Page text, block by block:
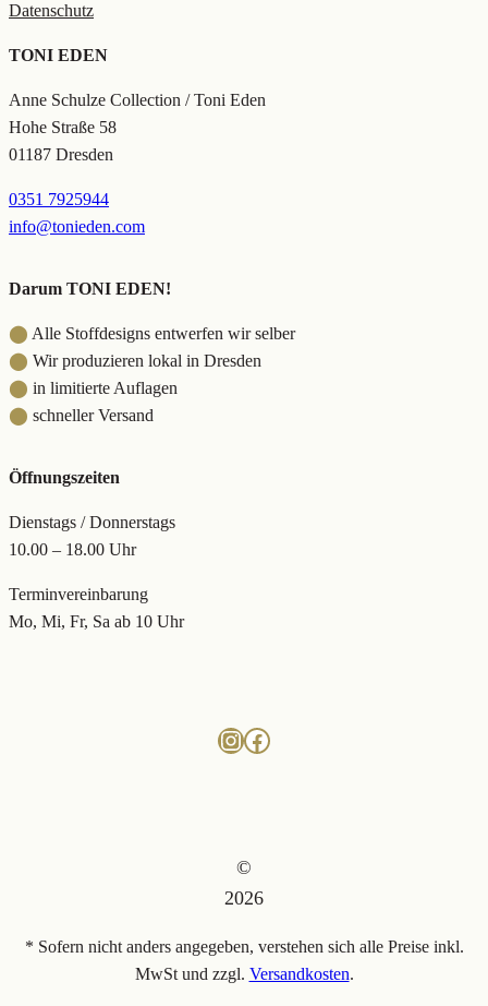
Datenschutz
TONI EDEN
Anne Schulze Collection / Toni Eden
Hohe Straße 58
01187 Dresden
0351 7925944
info@tonieden.com
Darum TONI EDEN!
⬤ Alle Stoffdesigns entwerfen wir selber
⬤ Wir produzieren lokal in Dresden
⬤ in limitierte Auflagen
⬤ schneller Versand
Öffnungszeiten
Dienstags / Donnerstags
10.00 – 18.00 Uhr
Terminvereinbarung
Mo, Mi, Fr, Sa ab 10 Uhr
Instagram
Facebook
©
2026
* Sofern nicht anders angegeben, verstehen sich alle Preise inkl.
MwSt und zzgl. Versandkosten.